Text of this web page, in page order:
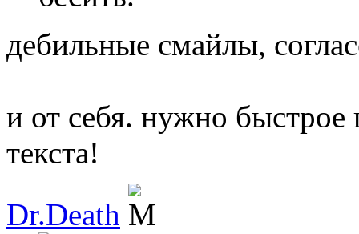
дебильные смайлы,
и от себя. нужно быстрое
текста!
Dr.Death